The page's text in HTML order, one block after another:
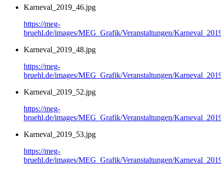
Karneval_2019_46.jpg
https://meg-
bruehl.de/images/MEG_Grafik/Veranstaltungen/
Karneval_2019_48.jpg
https://meg-
bruehl.de/images/MEG_Grafik/Veranstaltungen/
Karneval_2019_52.jpg
https://meg-
bruehl.de/images/MEG_Grafik/Veranstaltungen/
Karneval_2019_53.jpg
https://meg-
bruehl.de/images/MEG_Grafik/Veranstaltungen/